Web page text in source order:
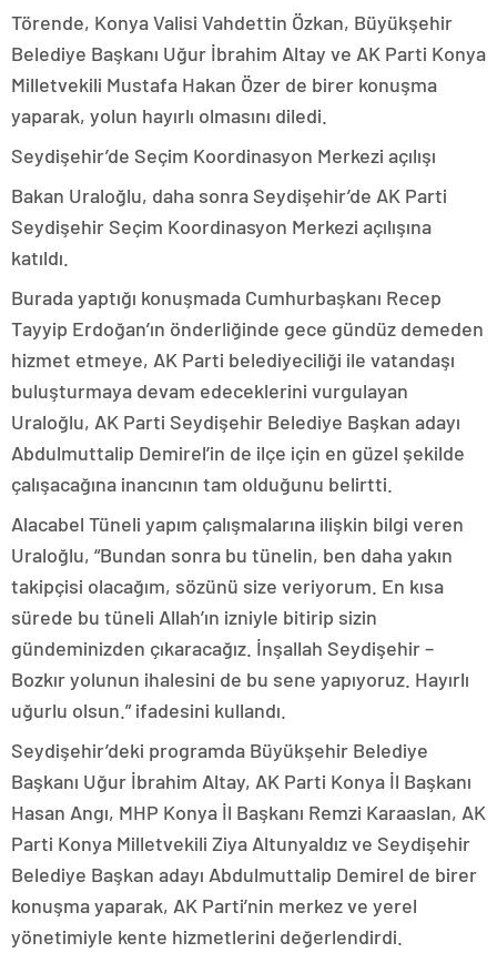
Törende, Konya Valisi Vahdettin Özkan, Büyükşehir
Belediye Başkanı Uğur İbrahim Altay ve AK Parti Konya
Milletvekili Mustafa Hakan Özer de birer konuşma
yaparak, yolun hayırlı olmasını diledi.
Seydişehir’de Seçim Koordinasyon Merkezi açılışı
Bakan Uraloğlu, daha sonra Seydişehir’de AK Parti
Seydişehir Seçim Koordinasyon Merkezi açılışına
katıldı.
Burada yaptığı konuşmada Cumhurbaşkanı Recep
Tayyip Erdoğan’ın önderliğinde gece gündüz demeden
hizmet etmeye, AK Parti belediyeciliği ile vatandaşı
buluşturmaya devam edeceklerini vurgulayan
Uraloğlu, AK Parti Seydişehir Belediye Başkan adayı
Abdulmuttalip Demirel’in de ilçe için en güzel şekilde
çalışacağına inancının tam olduğunu belirtti.
Alacabel Tüneli yapım çalışmalarına ilişkin bilgi veren
Uraloğlu, “Bundan sonra bu tünelin, ben daha yakın
takipçisi olacağım, sözünü size veriyorum. En kısa
sürede bu tüneli Allah’ın izniyle bitirip sizin
gündeminizden çıkaracağız. İnşallah Seydişehir –
Bozkır yolunun ihalesini de bu sene yapıyoruz. Hayırlı
uğurlu olsun.” ifadesini kullandı.
Seydişehir’deki programda Büyükşehir Belediye
Başkanı Uğur İbrahim Altay, AK Parti Konya İl Başkanı
Hasan Angı, MHP Konya İl Başkanı Remzi Karaaslan, AK
Parti Konya Milletvekili Ziya Altunyaldız ve Seydişehir
Belediye Başkan adayı Abdulmuttalip Demirel de birer
konuşma yaparak, AK Parti’nin merkez ve yerel
yönetimiyle kente hizmetlerini değerlendirdi.